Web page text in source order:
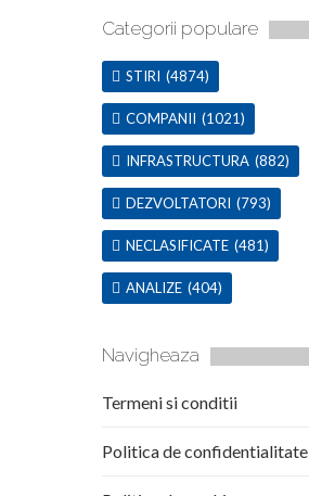
Categorii populare
STIRI (4874)
COMPANII (1021)
INFRASTRUCTURA (882)
DEZVOLTATORI (793)
NECLASIFICATE (481)
ANALIZE (404)
Navigheaza
Termeni si conditii
Politica de confidentialitate